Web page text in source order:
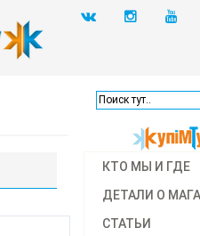
КТО МЫ И ГДЕ
ДЕТАЛИ О
СТАТЬИ